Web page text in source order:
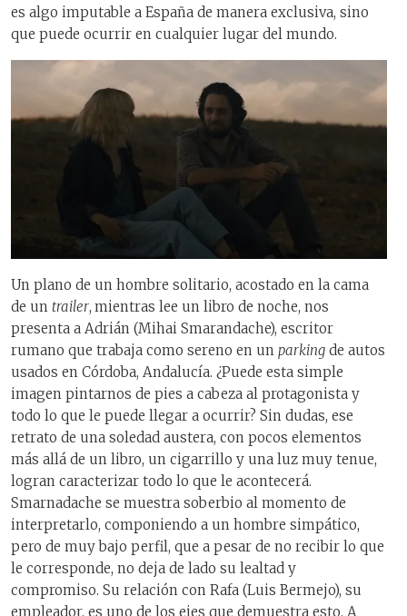
es algo imputable a España de manera exclusiva, sino
que puede ocurrir en cualquier lugar del mundo.
Un plano de un hombre solitario, acostado en la cama
de un trailer, mientras lee un libro de noche, nos
presenta a Adrián (Mihai Smarandache), escritor
rumano que trabaja como sereno en un parking de autos
usados en Córdoba, Andalucía. ¿Puede esta simple
imagen pintarnos de pies a cabeza al protagonista y
todo lo que le puede llegar a ocurrir? Sin dudas, ese
retrato de una soledad austera, con pocos elementos
más allá de un libro, un cigarrillo y una luz muy tenue,
logran caracterizar todo lo que le acontecerá.
Smarnadache se muestra soberbio al momento de
interpretarlo, componiendo a un hombre simpático,
pero de muy bajo perfil, que a pesar de no recibir lo que
le corresponde, no deja de lado su lealtad y
compromiso. Su relación con Rafa (Luis Bermejo), su
empleador, es uno de los ejes que demuestra esto. A